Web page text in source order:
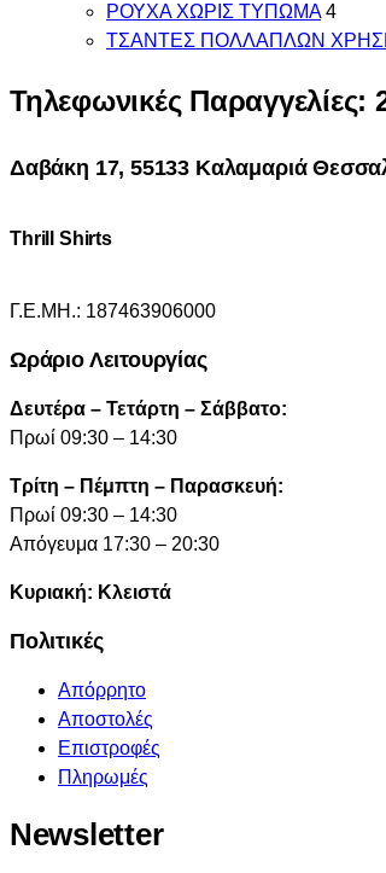
ΡΟΥΧΑ ΧΩΡΙΣ ΤΥΠΩΜΑ 4
ΤΣΑΝΤΕΣ ΠΟΛΛΑΠΛΩΝ
Τηλεφωνικές Παραγγελίες:
Δαβάκη 17, 55133 Καλαμαριά
Thrill Shirts
Γ.Ε.ΜΗ.: 187463906000
Ωράριο Λειτουργίας
Δευτέρα – Τετάρτη – Σάββατο:
Πρωί 09:30 – 14:30
Τρίτη – Πέμπτη – Παρασκευή:
Πρωί 09:30 – 14:30
Απόγευμα 17:30 – 20:30
Κυριακή: Κλειστά
Πολιτικές
Απόρρητο
Αποστολές
Επιστροφές
Πληρωμές
Newsletter